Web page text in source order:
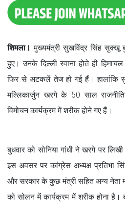
शिमला। मुख्यमंत्री सुखविंद्र सिंह सुक्खू
हुए। उनके दिल्ली रवाना होते ही
फिर से अटकलें तेज हो गई हैं। हालांकि
मल्लिकार्जुन खरगे के 50 साल
विमोचन कार्यक्रम में शरीक होने गए हैं।
बुधवार को सोनिया गांधी ने खरगे पर
इस अवसर पर कांग्रेस अध्यक्ष प्रतिभा
और सरकार के कुछ मंत्री सहित अन्य नेता
को सोलन में कार्यक्रम में शरीक होना है।